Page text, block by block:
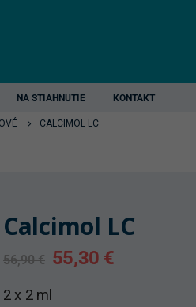
NA STIAHNUTIE KONTAKT
CALCIMOL LC
Calcimol LC
56,90€ Original
was:
55,30 €Current
2 x 2 ml